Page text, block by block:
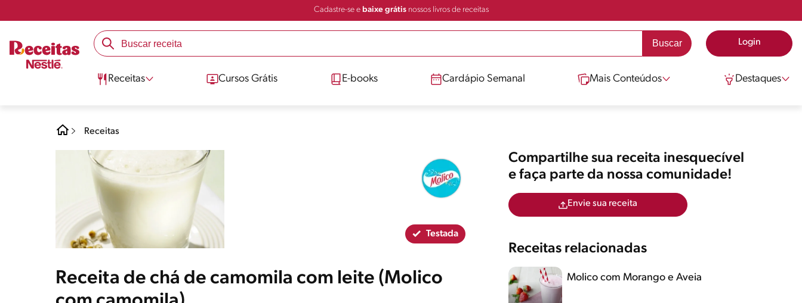
Cadastre-se e baixe grátisnossos livros de receitas
Login
Receitas Cursos Grátis E-books Cardápio Semanal Mais Conteúdos Destaques
Receitas
Testada
Receita de chá de camomila com leite (Molico
Compartilhe sua receita inesquecível
e faça parte da nossa comunidade!
Envie sua receita
Receitas relacionadas
Molico com Morango e Aveia